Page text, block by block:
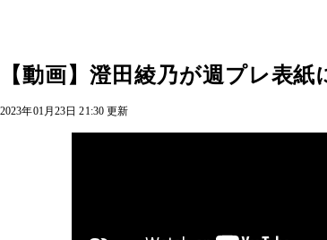
【動画】澄田綾乃が週プレ表
2023年01月23日 21:30 更新